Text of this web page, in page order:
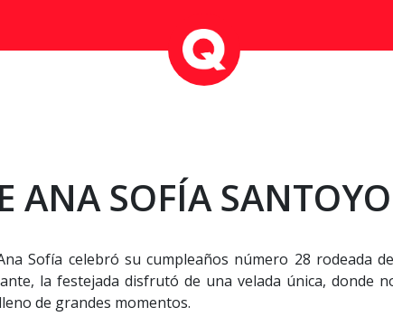
ANA SOFÍA SANTOYO
Sofía celebró su cumpleaños número 28 rodeada
la festejada disfrutó de una velada única, donde
de grandes momentos.